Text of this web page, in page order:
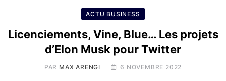
ACTU BUSINESS
Licenciements, Vine, Blue… Les projets
d’Elon Musk pour Twitter
PAR MAX ARENGI 6 NOVEMBRE 2022